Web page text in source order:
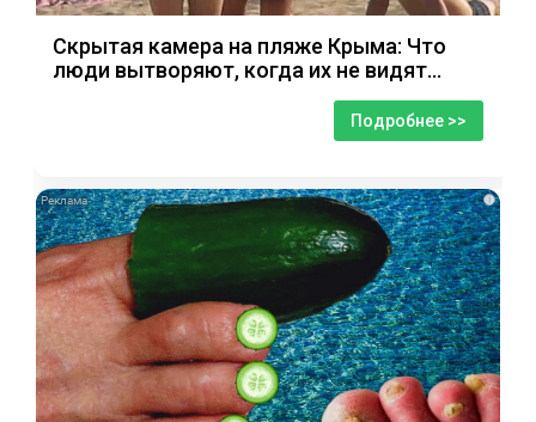
Скрытая камера на пляже Крыма: Что
люди вытворяют, когда их не видят...
Подробнее >>
i